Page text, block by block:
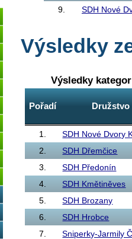
9.
SDH Nové
Výsledky
Výsledky
Pořadí Družstvo
1.
SDH Nové Dvory
2.
SDH Dřemčice
3.
SDH Předonín
4.
SDH Kmětiněves
5.
SDH Brozany
6.
SDH Hrobce
7.
Sniperky-Jarmily